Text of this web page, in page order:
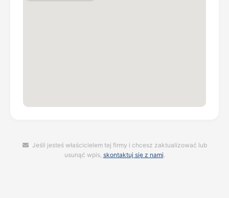
Jeśli jesteś właścicielem tej firmy i chcesz zaktualizować lub
usunąć wpis, skontaktuj się z nami.